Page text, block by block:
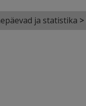
ja statistika >